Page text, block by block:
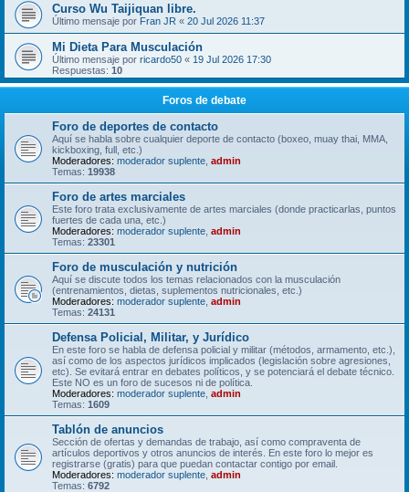
Curso Wu Taijiquan libre.
Último mensaje por Fran JR « 20 Jul 2026 11:37
Mi Dieta Para Musculación
Último mensaje por ricardo50 « 19 Jul 2026 17:30
Respuestas: 10
Foros de debate
Foro de deportes de contacto
Aquí se habla sobre cualquier deporte de contacto (boxeo, muay thai, MMA,
kickboxing, full, etc.)
Moderadores: moderador suplente admin
Temas: 19938
Foro de artes marciales
Este foro trata exclusivamente de artes marciales (donde practicarlas, puntos
fuertes de cada una, etc.)
Moderadores: moderador suplente admin
Temas: 23301
Foro de musculación y nutrición
Aquí se discute todos los temas relacionados con la musculación
(entrenamientos, dietas, suplementos nutricionales, etc.)
Moderadores: moderador suplente admin
Temas: 24131
Defensa Policial, Militar, y Jurídico
En este foro se habla de defensa policial y militar (métodos, armamento, etc.),
así como de los aspectos jurídicos implicados (legislación sobre agresiones,
etc). Se evitará entrar en debates políticos, y se potenciará el debate técnico.
Este NO es un foro de sucesos ni de política.
Moderadores: moderador suplente admin
Temas: 1609
Tablón de anuncios
Sección de ofertas y demandas de trabajo, así como compraventa de
artículos deportivos y otros anuncios de interés. En este foro lo mejor es
registrarse (gratis) para que puedan contactar contigo por email.
Moderadores: moderador suplente admin
Temas: 6792